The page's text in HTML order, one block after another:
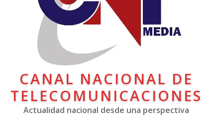
CANAL NACIONAL DE
TELECOMUNICACIONES
Actualidad nacional desde una perspectiva